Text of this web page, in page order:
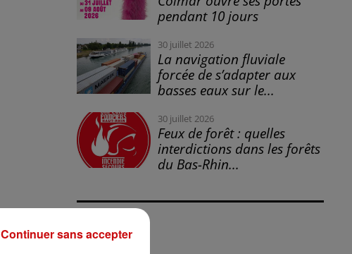
pendant 10 jours
30 juillet 2026
La navigation fluviale
forcée de s’adapter aux
basses eaux sur le...
30 juillet 2026
Feux de forêt : quelles
interdictions dans les forêts
du Bas-Rhin...
Continuer sans accepter